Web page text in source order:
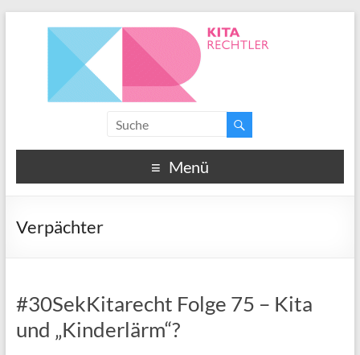
Menü
Verpächter
#30SekKitarecht Folge 75 – Kita
und „Kinderlärm“?